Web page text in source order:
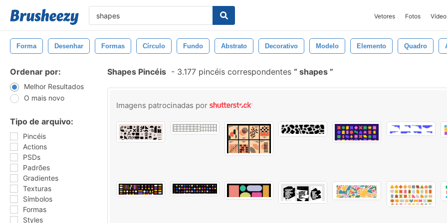
Vetores Fotos Vídeo
Forma Desenhar Formas Círculo Fundo Abstrato Decorativo Modelo Elemento Quadro
Ordenar por:
Melhor Resultados
O mais novo
Tipo de arquivo:
Pincéis
Actions
PSDs
Padrões
Gradientes
Texturas
Símbolos
Formas
Styles
Shapes Pincéis - 3.177 pincéis correspondentes shapes
Imagens patrocinadas por